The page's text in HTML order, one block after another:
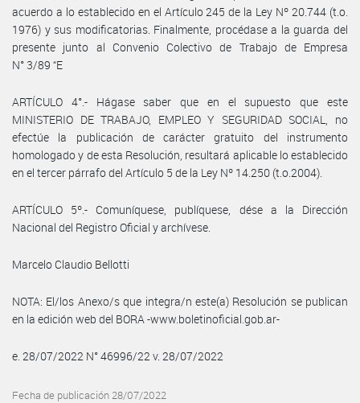
acuerdo a lo establecido en el Artículo 245 de la Ley Nº 20.744 (t.o.
1976) y sus modificatorias. Finalmente, procédase a la guarda del
presente junto al Convenio Colectivo de Trabajo de Empresa
N° 3/89 “E
ARTÍCULO 4°.- Hágase saber que en el supuesto que este
MINISTERIO DE TRABAJO, EMPLEO Y SEGURIDAD SOCIAL, no
efectúe la publicación de carácter gratuito del instrumento
homologado y de esta Resolución, resultará aplicable lo establecido
en el tercer párrafo del Artículo 5 de la Ley Nº 14.250 (t.o.2004).
ARTÍCULO 5º.- Comuníquese, publíquese, dése a la Dirección
Nacional del Registro Oficial y archívese.
Marcelo Claudio Bellotti
NOTA: El/los Anexo/s que integra/n este(a) Resolución se publican
en la edición web del BORA -www.boletinoficial.gob.ar-
e. 28/07/2022 N° 46996/22 v. 28/07/2022
Fecha de publicación 28/07/2022